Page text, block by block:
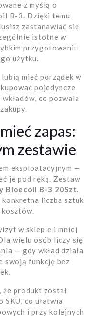
z myślą o
B-3. Dzięki temu
zastanawiać się
istotne w
przygotowaniu
użytku.
mieć porządek w
pojedyncze
co pozwala
zapas:
zestawie
eksploatacyjnym —
je pod ręką. Zestaw
Bioecoil B-3 20Szt.
liczba sztuk
w sklepie i mniej
wielu osób liczy się
— gdy wkład działa
swoją funkcję bez
produkt został
co ułatwia
i przy kolejnych